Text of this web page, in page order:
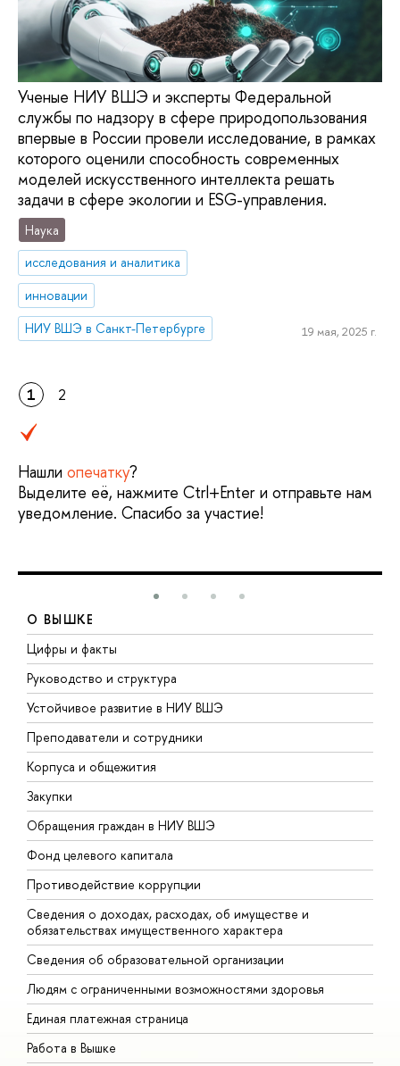
Ученые НИУ ВШЭ и эксперты Федеральной
службы по надзору в сфере природопользования
впервые в России провели исследование, в рамках
которого оценили способность современных
моделей искусственного интеллекта решать
задачи в сфере экологии и ESG-управления.
Наука
исследования и аналитика
инновации
НИУ ВШЭ в Санкт-Петербурге
19 мая, 2025 г.
1 2
Нашли опечатку?
Выделите её, нажмите Ctrl+Enter и отправьте нам
уведомление. Спасибо за участие!
О ВЫШКЕ
Цифры и факты
Руководство и структура
Устойчивое развитие в НИУ ВШЭ
Преподаватели и сотрудники
Корпуса и общежития
Закупки
Обращения граждан в НИУ ВШЭ
Фонд целевого капитала
Противодействие коррупции
Сведения о доходах, расходах, об имуществе и
обязательствах имущественного характера
Сведения об образовательной организации
Людям с ограниченными возможностями здоровья
Единая платежная страница
Работа в Вышке